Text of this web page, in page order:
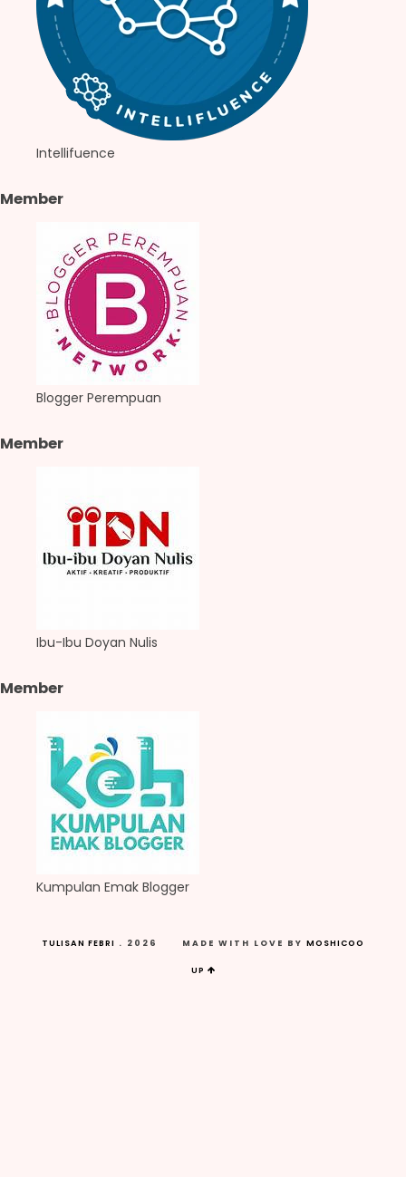
Intellifuence
Member
Blogger Perempuan
Member
Ibu-Ibu Doyan Nulis
Member
Kumpulan Emak Blogger
TULISAN FEBRI . 2026 MADE WITH LOVE BY MOSHICOO
UP